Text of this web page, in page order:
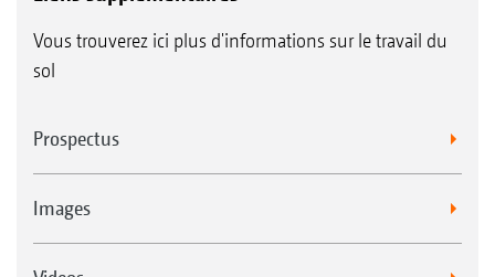
Vous trouverez ici plus d'informations sur le travail du
sol
Prospectus
Images